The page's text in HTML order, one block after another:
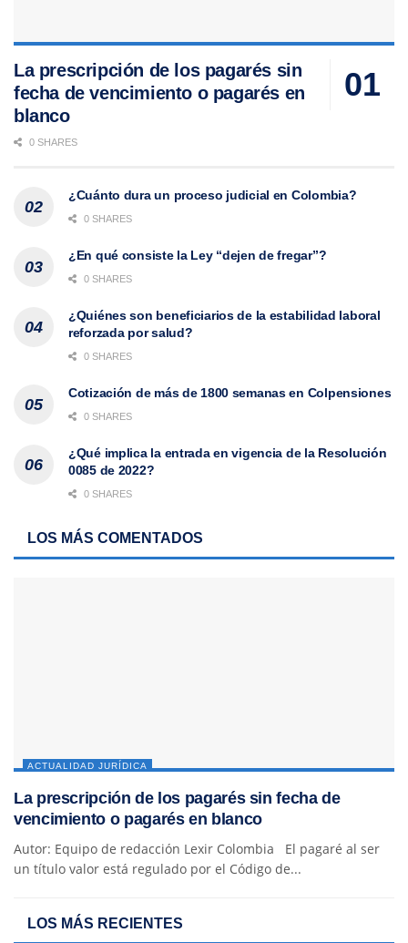
La prescripción de los pagarés sin
fecha de vencimiento o pagarés en
blanco
0 SHARES
¿Cuánto dura un proceso judicial en Colombia?
0 SHARES
¿En qué consiste la Ley “dejen de fregar”?
0 SHARES
¿Quiénes son beneficiarios de la estabilidad laboral
reforzada por salud?
0 SHARES
Cotización de más de 1800 semanas en Colpensiones
0 SHARES
¿Qué implica la entrada en vigencia de la Resolución
0085 de 2022?
0 SHARES
LOS MÁS COMENTADOS
ACTUALIDAD JURÍDICA
La prescripción de los pagarés sin fecha de
vencimiento o pagarés en blanco
Autor: Equipo de redacción Lexir Colombia El pagaré al ser
un título valor está regulado por el Código de...
LOS MÁS RECIENTES